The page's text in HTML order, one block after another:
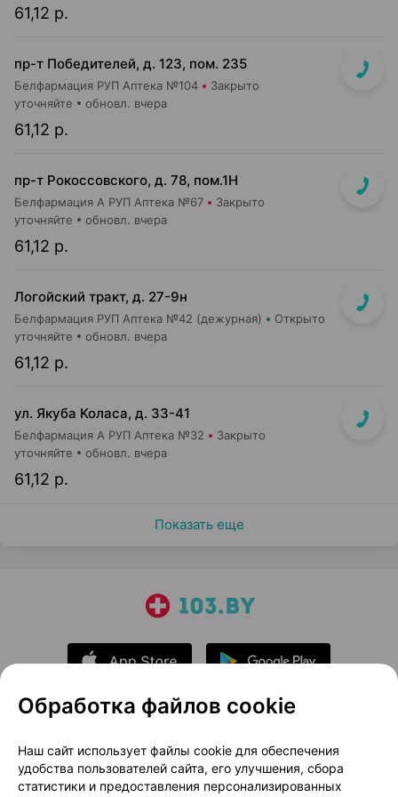
61,12 р.
пр-т Победителей, д. 123, пом. 235
Белфармация РУП Аптека №104 Закрыто
61,12 р.
уточняйте обновл. вчера
пр-т Рокоссовского, д. 78, пом.1Н
Белфармация А РУП Аптека №67 Закрыто
61,12 р.
уточняйте обновл. вчера
Логойский тракт, д. 27-9н
Белфармация РУП Аптека №42 (дежурная) Открыто
61,12 р.
уточняйте обновл. вчера
ул. Якуба Koлaca, д. 33-41
Белфармация А РУП Аптека №32 Закрыто
61,12 р.
уточняйте обновл. вчера
Показать еще
О проекте
Новости проекта
Размещение рекламы
Медицинский маркетинг
Обработка файлов cookie
Наш сайт использует файлы cookie для обеспечения
удобства пользователей сайта, его улучшения, сбора
статистики и предоставления персонализированных